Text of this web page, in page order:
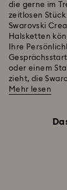
die gerne im
zeitlosen
Swarovski
Halsketten
Ihre
oder einem
zieht, die
Mehr lesen